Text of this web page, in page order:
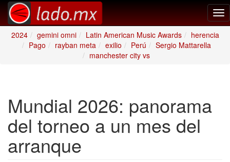
2024
gemini omni Latin American Music Awards
herencia
Pago
rayban meta exilio Perú
Sergio Mattarella
manchester city vs
Mundial 2026: panorama
del torneo a un mes del
arranque